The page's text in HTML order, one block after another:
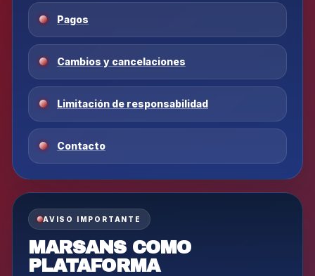
Pagos
Cambios y cancelaciones
Limitación de responsabilidad
Contacto
AVISO IMPORTANTE
MARSANS COMO
PLATAFORMA